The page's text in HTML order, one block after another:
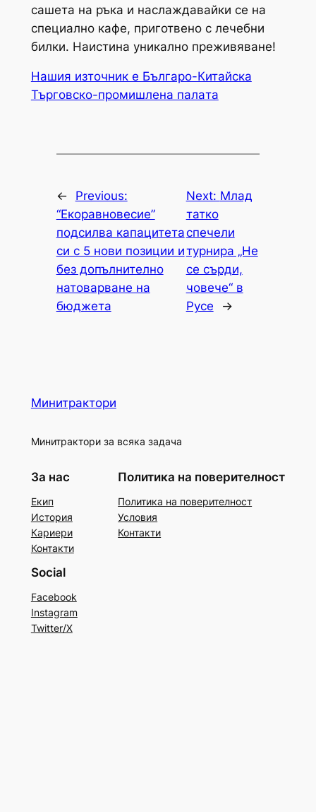
сашета на ръка и наслаждавайки се на
специално кафе, приготвено с лечебни
билки. Наистина уникално преживяване!
Нашия източник е Българо-Китайска
Търговско-промишлена палaта
←
Previous:
“Екоравновесие”
подсилва капацитета
си с 5 нови позиции и
без допълнително
натоварване на
бюджета
Next: Млад
татко
спечели
турнира „Не
се сърди,
човече“ в
Русе
→
Минитрактори
Минитрактори за всяка задача
За нас
Екип
История
Кариери
Контакти
Политика на поверителност
Политика на поверителност
Условия
Контакти
Social
Facebook
Instagram
Twitter/X